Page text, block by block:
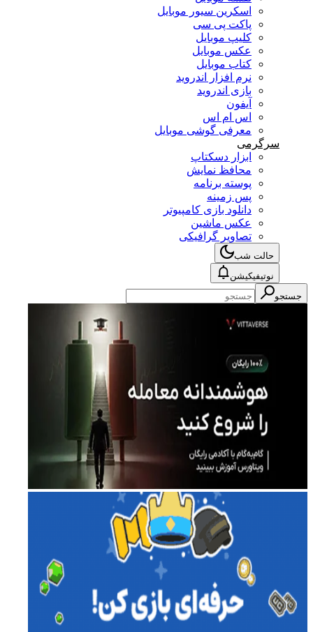
اسکرین سیور موبایل
پاکت پی سی
کلیپ موبایل
عکس موبایل
کتاب موبایل
نرم افزار اندروید
بازی اندروید
آیفون
اس ام اس
معرفی گوشی موبایل
سرگرمی
ابزار دسکتاپ
محافظ نمایش
پوسته برنامه
پس زمینه
دانلود بازی کامپیوتر
عکس ماشین
تصاویر گرافیکی
حالت شب
نوتیفیکیشن
جستجو